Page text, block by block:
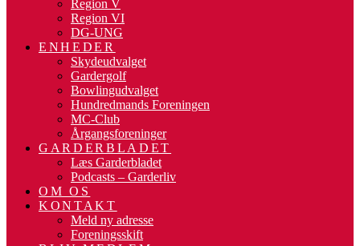
Region V
Region VI
DG-UNG
ENHEDER
Skydeudvalget
Gardergolf
Bowlingudvalget
Hundredmands Foreningen
MC-Club
Årgangsforeninger
GARDERBLADET
Læs Garderbladet
Podcasts – Garderliv
OM OS
KONTAKT
Meld ny adresse
Foreningsskift